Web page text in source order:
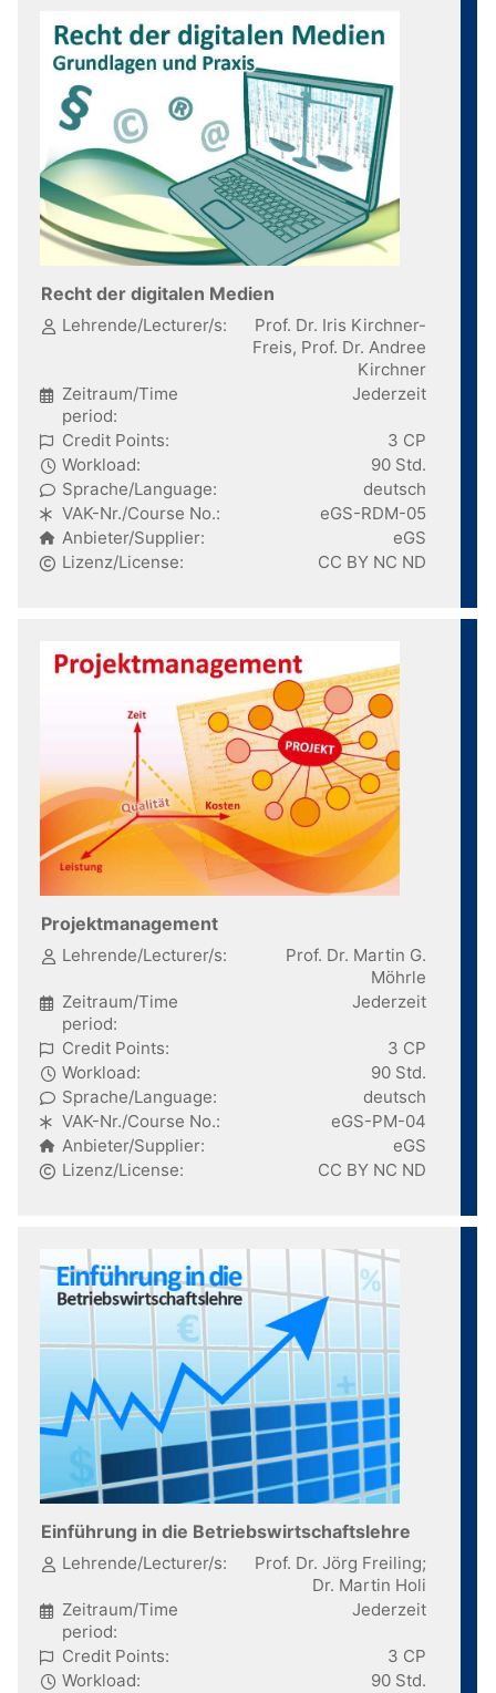
Recht der digitalen Medien
Lehrende/Lecturer/s:
Prof. Dr. Iris Kirchner-
Freis, Prof. Dr. Andree
Kirchner
Zeitraum/Time
period:
Jederzeit
Credit Points:
3 CP
Workload:
90 Std.
Sprache/Language:
deutsch
VAK-Nr./Course No.:
eGS-RDM-05
Anbieter/Supplier:
eGS
Lizenz/License:
CC BY NC ND
Projektmanagement
Lehrende/Lecturer/s:
Prof. Dr. Martin G.
Möhrle
Zeitraum/Time
period:
Jederzeit
Credit Points:
3 CP
Workload:
90 Std.
Sprache/Language:
deutsch
VAK-Nr./Course No.:
eGS-PM-04
Anbieter/Supplier:
eGS
Lizenz/License:
CC BY NC ND
Einführung in die Betriebswirtschaftslehre
Lehrende/Lecturer/s:
Prof. Dr. Jörg Freiling;
Dr. Martin Holi
Zeitraum/Time
period:
Jederzeit
Credit Points:
3 CP
Workload:
90 Std.